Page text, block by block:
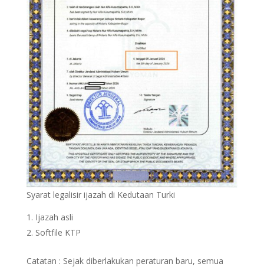
Syarat legalisir ijazah di Kedutaan Turki
Ijazah asli
Softfile KTP
Catatan : Sejak diberlakukan peraturan baru, semua